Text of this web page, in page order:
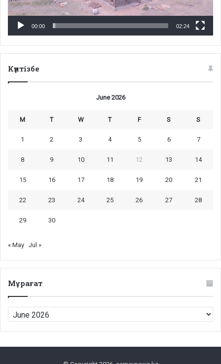
00:00 02:24
Күнтізбе
June 2026
M T W T F S S
1 2 3 4 5 6 7
8 9 10 11 12 13 14
15 16 17 18 19 20 21
22 23 24 25 26 27 28
29 30
« May Jul »
Мұрағат
Мұрағат